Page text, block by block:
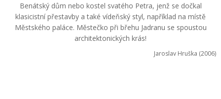
Benátský dům nebo kostel svatého Petra, jenž se dočkal
klasicistní přestavby a také vídeňský styl, například na místě
Městského paláce. Městečko při břehu Jadranu se spoustou
architektonických krás!
Jaroslav Hruška (2006)